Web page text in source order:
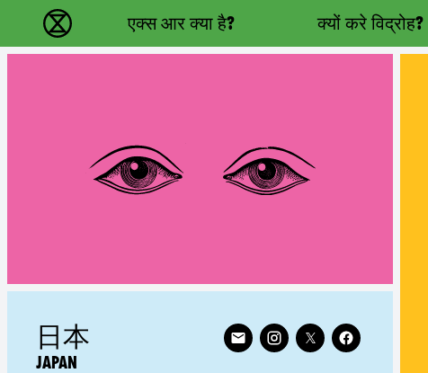
विलुप्ति विद्रोह - Home
एक्स आर क्या है? क्यों करे विद्रोह?
RELATED COUNTRY GROUP:
日本
JAPAN
Follow XR Japan on